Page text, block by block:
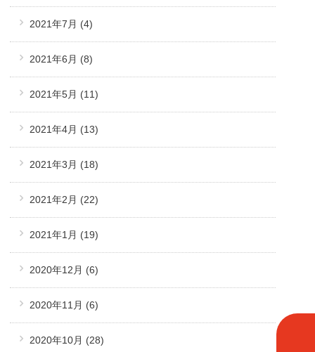
2021年7月 (4)
2021年6月 (8)
2021年5月 (11)
2021年4月 (13)
2021年3月 (18)
2021年2月 (22)
2021年1月 (19)
2020年12月 (6)
2020年11月 (6)
2020年10月 (28)